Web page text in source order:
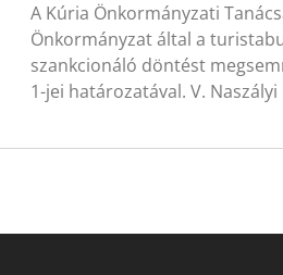
A Kúria Önkormányzati
Önkormányzat által a
szankcionáló döntést
1-jei határozatával. V.